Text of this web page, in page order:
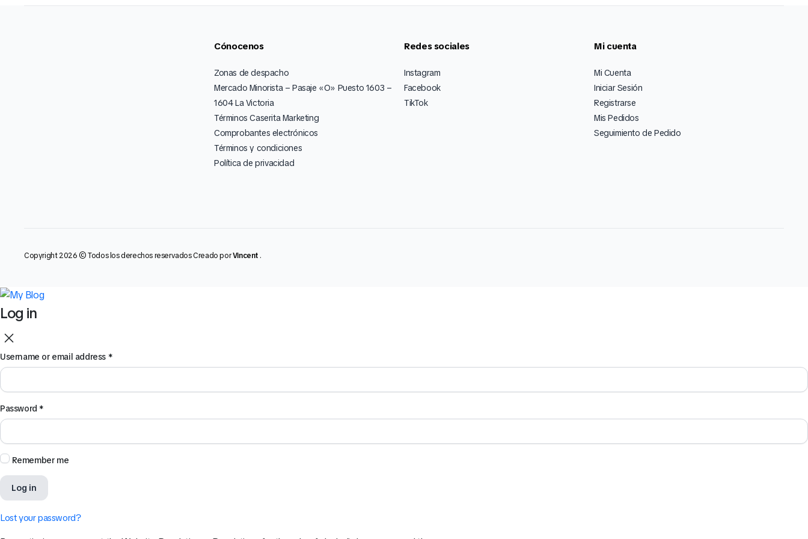
Cónocenos
Zonas de despacho
Mercado Minorista – Pasaje «O» Puesto 1603 –
1604 La Victoria
Términos Caserita Marketing
Comprobantes electrónicos
Términos y condiciones
Política de privacidad
Redes sociales
Instagram
Facebook
TikTok
Mi cuenta
Mi Cuenta
Iniciar Sesión
Registrarse
Mis Pedidos
Seguimiento de Pedido
Copyright 2026 © Todos los derechos reservados Creado porVincent .
Log in
Username or email address *
Password *
Remember me
Log in
Lost your password?